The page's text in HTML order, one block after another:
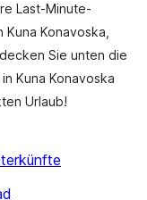
Last-Minute-
Konavoska,
Sie unten die
Kuna Konavoska
Urlaub!